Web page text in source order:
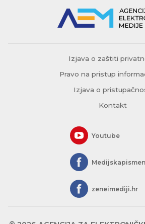
Izjava o zaštiti
Pravo na pristup
Izjava o
Kontakt
Youtube
zeneimediji.hr